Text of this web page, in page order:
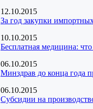
12.10.2015
За год закупки
10.10.2015
Бесплатная медицина: что
06.10.2015
Минздрав до конца года
06.10.2015
Cубсидии на